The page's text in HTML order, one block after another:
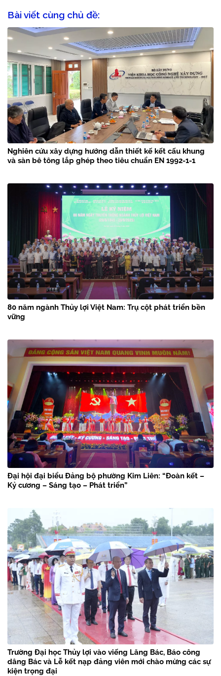
Bài viết cùng chủ đề:
Nghiên cứu xây dựng hướng dẫn thiết kế kết cấu khung
và sàn bê tông lắp ghép theo tiêu chuẩn EN 1992-1-1
80 năm ngành Thủy lợi Việt Nam: Trụ cột phát triển bền
vững
Đại hội đại biểu Đảng bộ phường Kim Liên: “Đoàn kết –
Kỷ cương – Sáng tạo – Phát triển”
Trường Đại học Thủy lợi vào viếng Lăng Bác, Báo công
dâng Bác và Lễ kết nạp đảng viên mới chào mừng các sự
kiện trọng đại